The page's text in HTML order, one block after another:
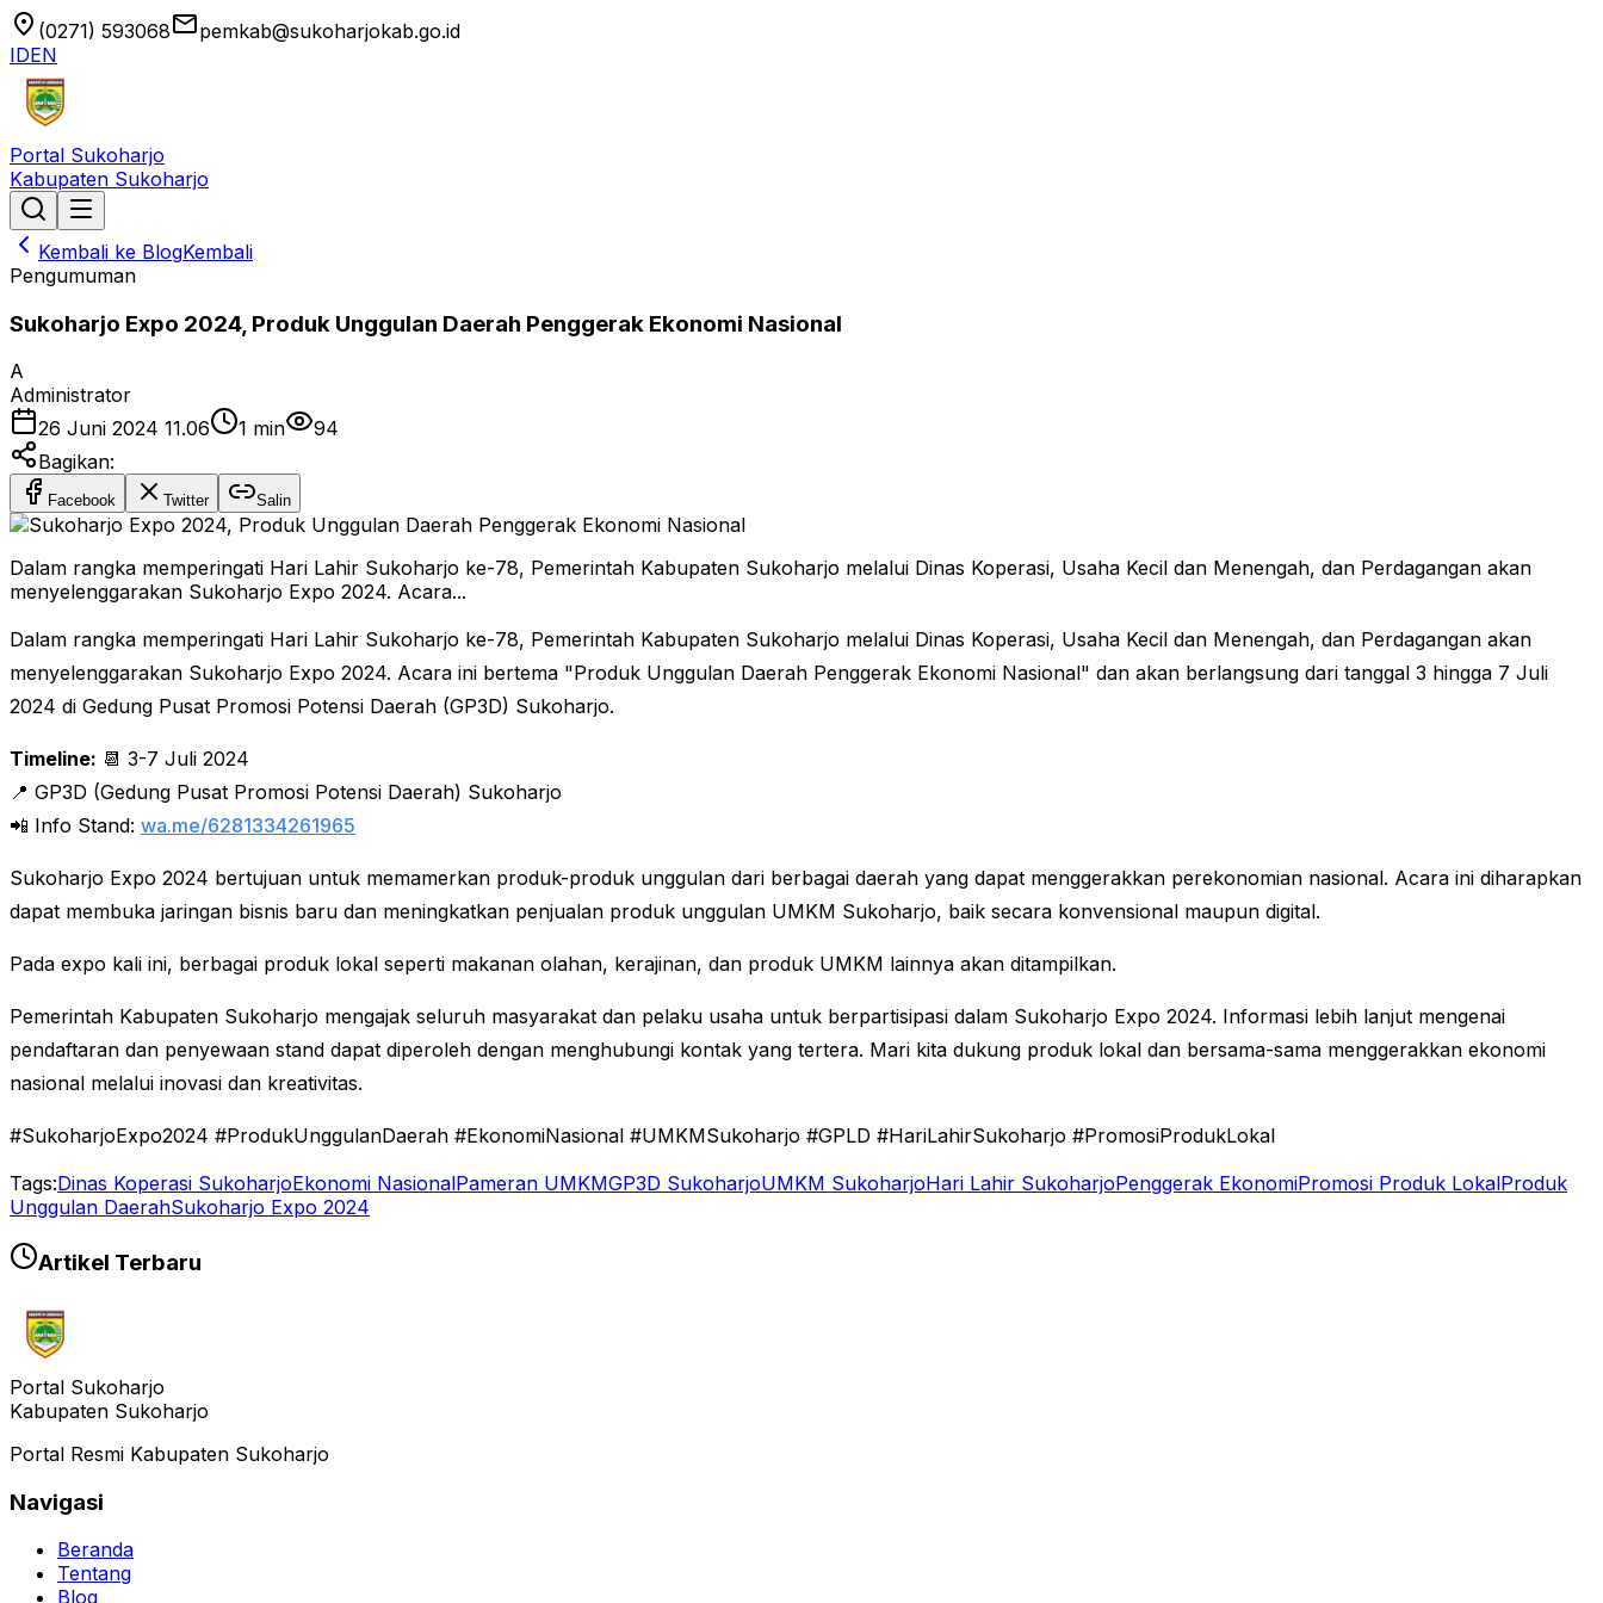
location_on (0271) 593068emailpemkab@sukoharjokab.go.id
IDEN
Portal Sukoharjo
Kabupaten Sukoharjo
Kembali ke BlogKembali
Pengumuman
Sukoharjo Expo 2024, Produk Unggulan Daerah Penggerak Ekonomi Nasional
A
Administrator
26 Juni 2024 11.06
1 min
94
Bagikan:
Facebook Twitter Salin
Dalam rangka memperingati Hari Lahir Sukoharjo ke-78, Pemerintah Kabupaten Sukoharjo melalui Dinas Koperasi, Usaha Kecil dan Menengah, dan Perdagangan akan
menyelenggarakan Sukoharjo Expo 2024. Acara...
Dalam rangka memperingati Hari Lahir Sukoharjo ke-78, Pemerintah Kabupaten Sukoharjo melalui Dinas Koperasi, Usaha Kecil dan Menengah, dan Perdagangan akan
menyelenggarakan Sukoharjo Expo 2024. Acara ini bertema "Produk Unggulan Daerah Penggerak Ekonomi Nasional" dan akan berlangsung dari tanggal 3 hingga 7 Juli
2024 di Gedung Pusat Promosi Potensi Daerah (GP3D) Sukoharjo.
Timeline: 📆 3-7 Juli 2024
📍 GP3D (Gedung Pusat Promosi Potensi Daerah) Sukoharjo
📲 Info Stand: wa.me/6281334261965
Sukoharjo Expo 2024 bertujuan untuk memamerkan produk-produk unggulan dari berbagai daerah yang dapat menggerakkan perekonomian nasional. Acara ini diharapkan
dapat membuka jaringan bisnis baru dan meningkatkan penjualan produk unggulan UMKM Sukoharjo, baik secara konvensional maupun digital.
Pada expo kali ini, berbagai produk lokal seperti makanan olahan, kerajinan, dan produk UMKM lainnya akan ditampilkan.
Pemerintah Kabupaten Sukoharjo mengajak seluruh masyarakat dan pelaku usaha untuk berpartisipasi dalam Sukoharjo Expo 2024. Informasi lebih lanjut mengenai
pendaftaran dan penyewaan stand dapat diperoleh dengan menghubungi kontak yang tertera. Mari kita dukung produk lokal dan bersama-sama menggerakkan ekonomi
nasional melalui inovasi dan kreativitas.
#SukoharjoExpo2024 #ProdukUnggulanDaerah #EkonomiNasional #UMKMSukoharjo #GPLD #HariLahirSukoharjo #PromosiProdukLokal
Tags:Dinas Koperasi SukoharjoEkonomi NasionalPameran UMKMGP3D SukoharjoUMKM SukoharjoHari Lahir SukoharjoPenggerak EkonomiPromosi Produk LokalProduk
Unggulan DaerahSukoharjo Expo 2024
Artikel Terbaru
Portal Sukoharjo
Kabupaten Sukoharjo
Portal Resmi Kabupaten Sukoharjo
Navigasi
Beranda
Tentang
Blog